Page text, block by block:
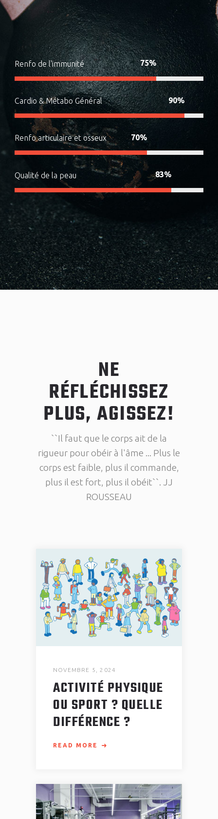
Renfo de l'immunité 75%
Cardio & Métabo Général 90%
Renfo articulaire et osseux 70%
Qualité de la peau 83%
NE
RÉFLÉCHISSEZ
PLUS, AGISSEZ!
``Il faut que le corps ait de la
rigueur pour obéir à l'âme ... Plus le
corps est faible, plus il commande,
plus il est fort, plus il obéit``. JJ
ROUSSEAU
NOVEMBRE 5, 2024
ACTIVITÉ PHYSIQUE
OU SPORT ? QUELLE
DIFFÉRENCE ?
READ MORE